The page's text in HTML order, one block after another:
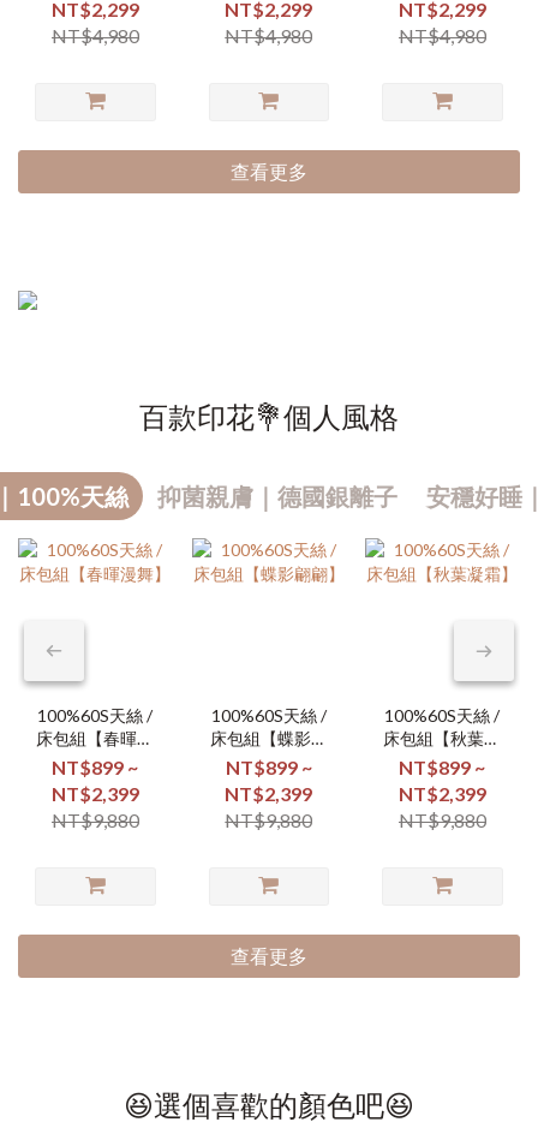
NT$2,299
NT$4,980
NT$2,299
NT$4,980
NT$2,299
NT$4,980
查看更多
百款印花💐個人風格
100%天絲 抑菌親膚｜德國銀離子 安穩好睡
100%60S天絲 /
床包組【春暉漫
舞】
NT$899 ~
NT$2,399
NT$9,880
100%60S天絲 /
床包組【蝶影翩
翩】
NT$899 ~
NT$2,399
NT$9,880
100%60S天絲 /
床包組【秋葉凝
霜】
NT$899 ~
NT$2,399
NT$9,880
查看更多
😆選個喜歡的顏色吧😆